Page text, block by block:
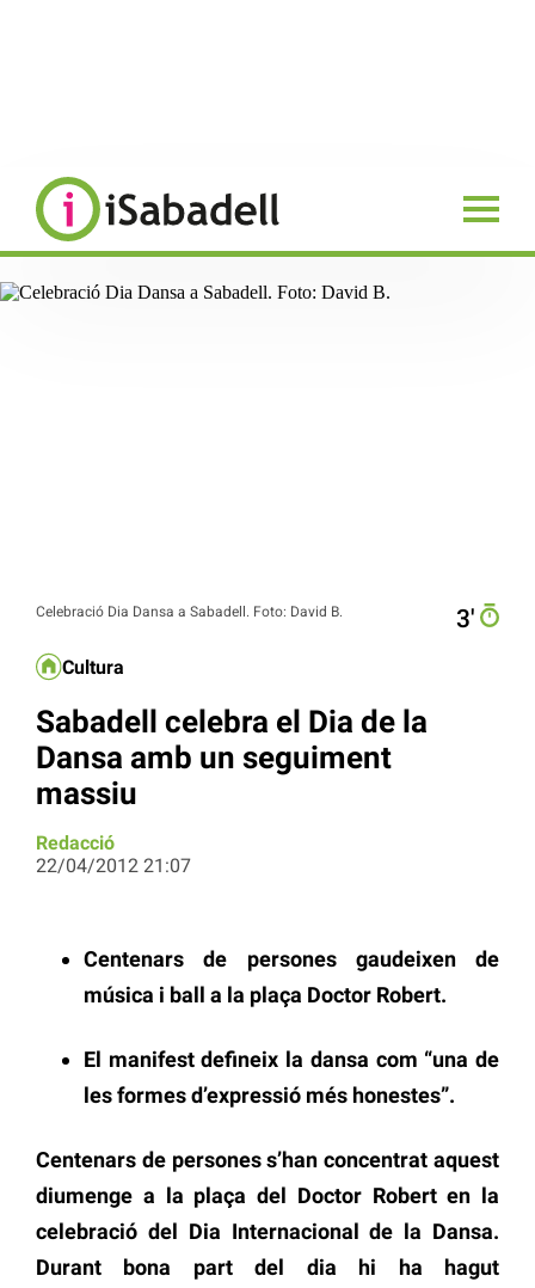
Celebració Dia Dansa a Sabadell. Foto: David B. 3′
Cultura
Sabadell celebra el Dia de la
Dansa amb un seguiment
massiu
Redacció
22/04/2012 21:07
Centenars de persones gaudeixen de
música i ball a la plaça Doctor Robert.
El manifest defineix la dansa com “una de
les formes d’expressió més honestes”.
Centenars de persones s’han concentrat aquest
diumenge a la plaça del Doctor Robert en la
celebració del Dia Internacional de la Dansa.
Durant bona part del dia hi ha hagut